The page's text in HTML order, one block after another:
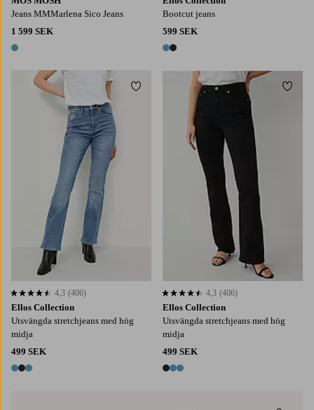
Jeans MMMarlena Sico Jeans
1 599 SEK
1 färg
Bootcut jeans
599 SEK
2 färger
Ellos Collection
Utsvängda stretchjeans med hög
midja
499 SEK
3 färger
4,3 baserat på 406 st betyg
4,3 (406)
Lägg till i favoriter
Ellos Collection
Utsvängda stretchjeans med hög
midja
499 SEK
3 färger
4,3 baserat på 406 st betyg
4,3 (406)